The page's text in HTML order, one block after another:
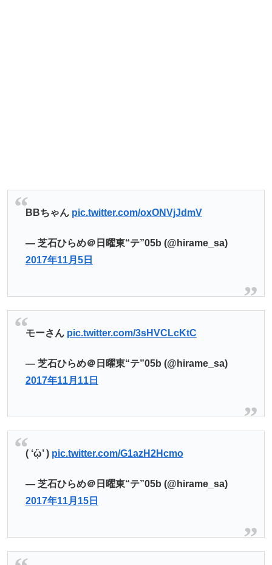
BBちゃん pic.twitter.com/oxONVjJdmV
— 芝石ひらめ＠日曜東“テ”05b (@hirame_sa)
2017年11月5日
モーさん pic.twitter.com/3sHVCLcKtC
— 芝石ひらめ＠日曜東“テ”05b (@hirame_sa)
2017年11月11日
( ‘ᾥ’ ) pic.twitter.com/G1azH2Hcmo
— 芝石ひらめ＠日曜東“テ”05b (@hirame_sa)
2017年11月15日